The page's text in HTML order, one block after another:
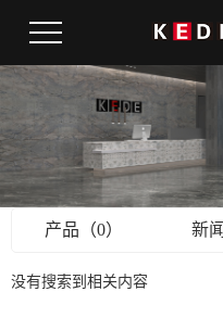
产品（0） 新
没有搜索到相关内容